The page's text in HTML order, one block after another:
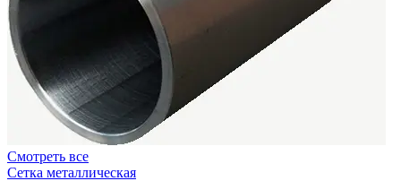
Смотреть все
Сетка металлическая